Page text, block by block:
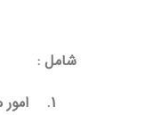
شامل :
1.